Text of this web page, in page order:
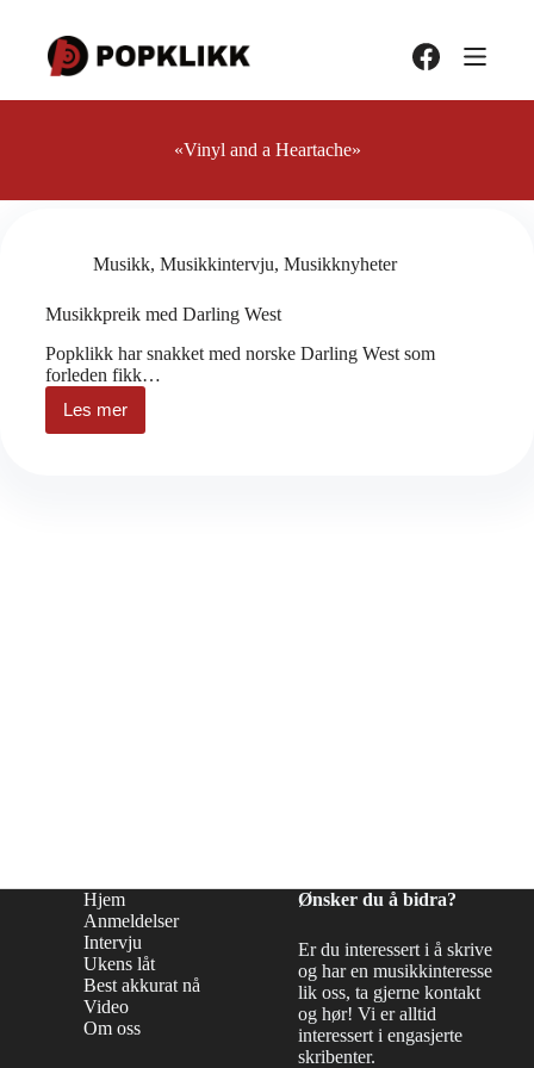
innholdet
«Vinyl and a Heartache»
Musikk, Musikkintervju, Musikknyheter
Musikkpreik med Darling West
Popklikk har snakket med norske Darling West som
forleden fikk…
Les merMusikkpreik
med
Hjem
Anmeldelser
Intervju
Ukens låt
Best akkurat nå
Video
Om oss
Ønsker du å bidra?
Er du interessert i å skrive
og har en musikkinteresse
lik oss, ta gjerne kontakt
og hør! Vi er alltid
interessert i engasjerte
skribenter.